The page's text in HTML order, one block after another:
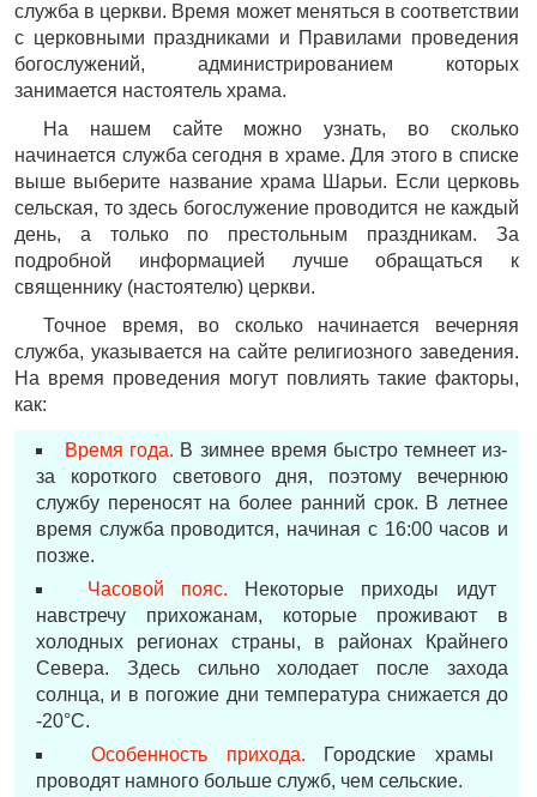
служба в церкви. Время может меняться в соответствии
с церковными праздниками и Правилами проведения
богослужений, администрированием которых
занимается настоятель храма.
На нашем сайте можно узнать, во сколько
начинается служба сегодня в храме. Для этого в списке
выше выберите название храма Шарьи. Если церковь
сельская, то здесь богослужение проводится не каждый
день, а только по престольным праздникам. За
подробной информацией лучше обращаться к
священнику (настоятелю) церкви.
Точное время, во сколько начинается вечерняя
служба, указывается на сайте религиозного заведения.
На время проведения могут повлиять такие факторы,
как:
Время года. В зимнее время быстро темнеет из-
за короткого светового дня, поэтому вечернюю
службу переносят на более ранний срок. В летнее
время служба проводится, начиная с 16:00 часов и
позже.
Часовой пояс. Некоторые приходы идут
навстречу прихожанам, которые проживают в
холодных регионах страны, в районах Крайнего
Севера. Здесь сильно холодает после захода
солнца, и в погожие дни температура снижается до
-20°С.
Особенность прихода. Городские храмы
проводят намного больше служб, чем сельские.